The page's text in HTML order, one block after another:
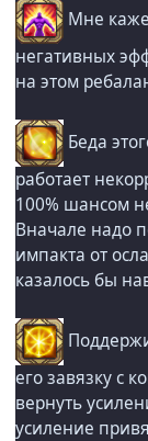
Мне
негативных
на этом
Беда
работает
100% шансом
Вначале надо
импакта от
казалось бы
его завязку с
вернуть
усиление